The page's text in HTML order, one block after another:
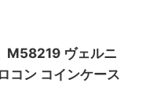
M58219 ヴェルニ
コン コインケース